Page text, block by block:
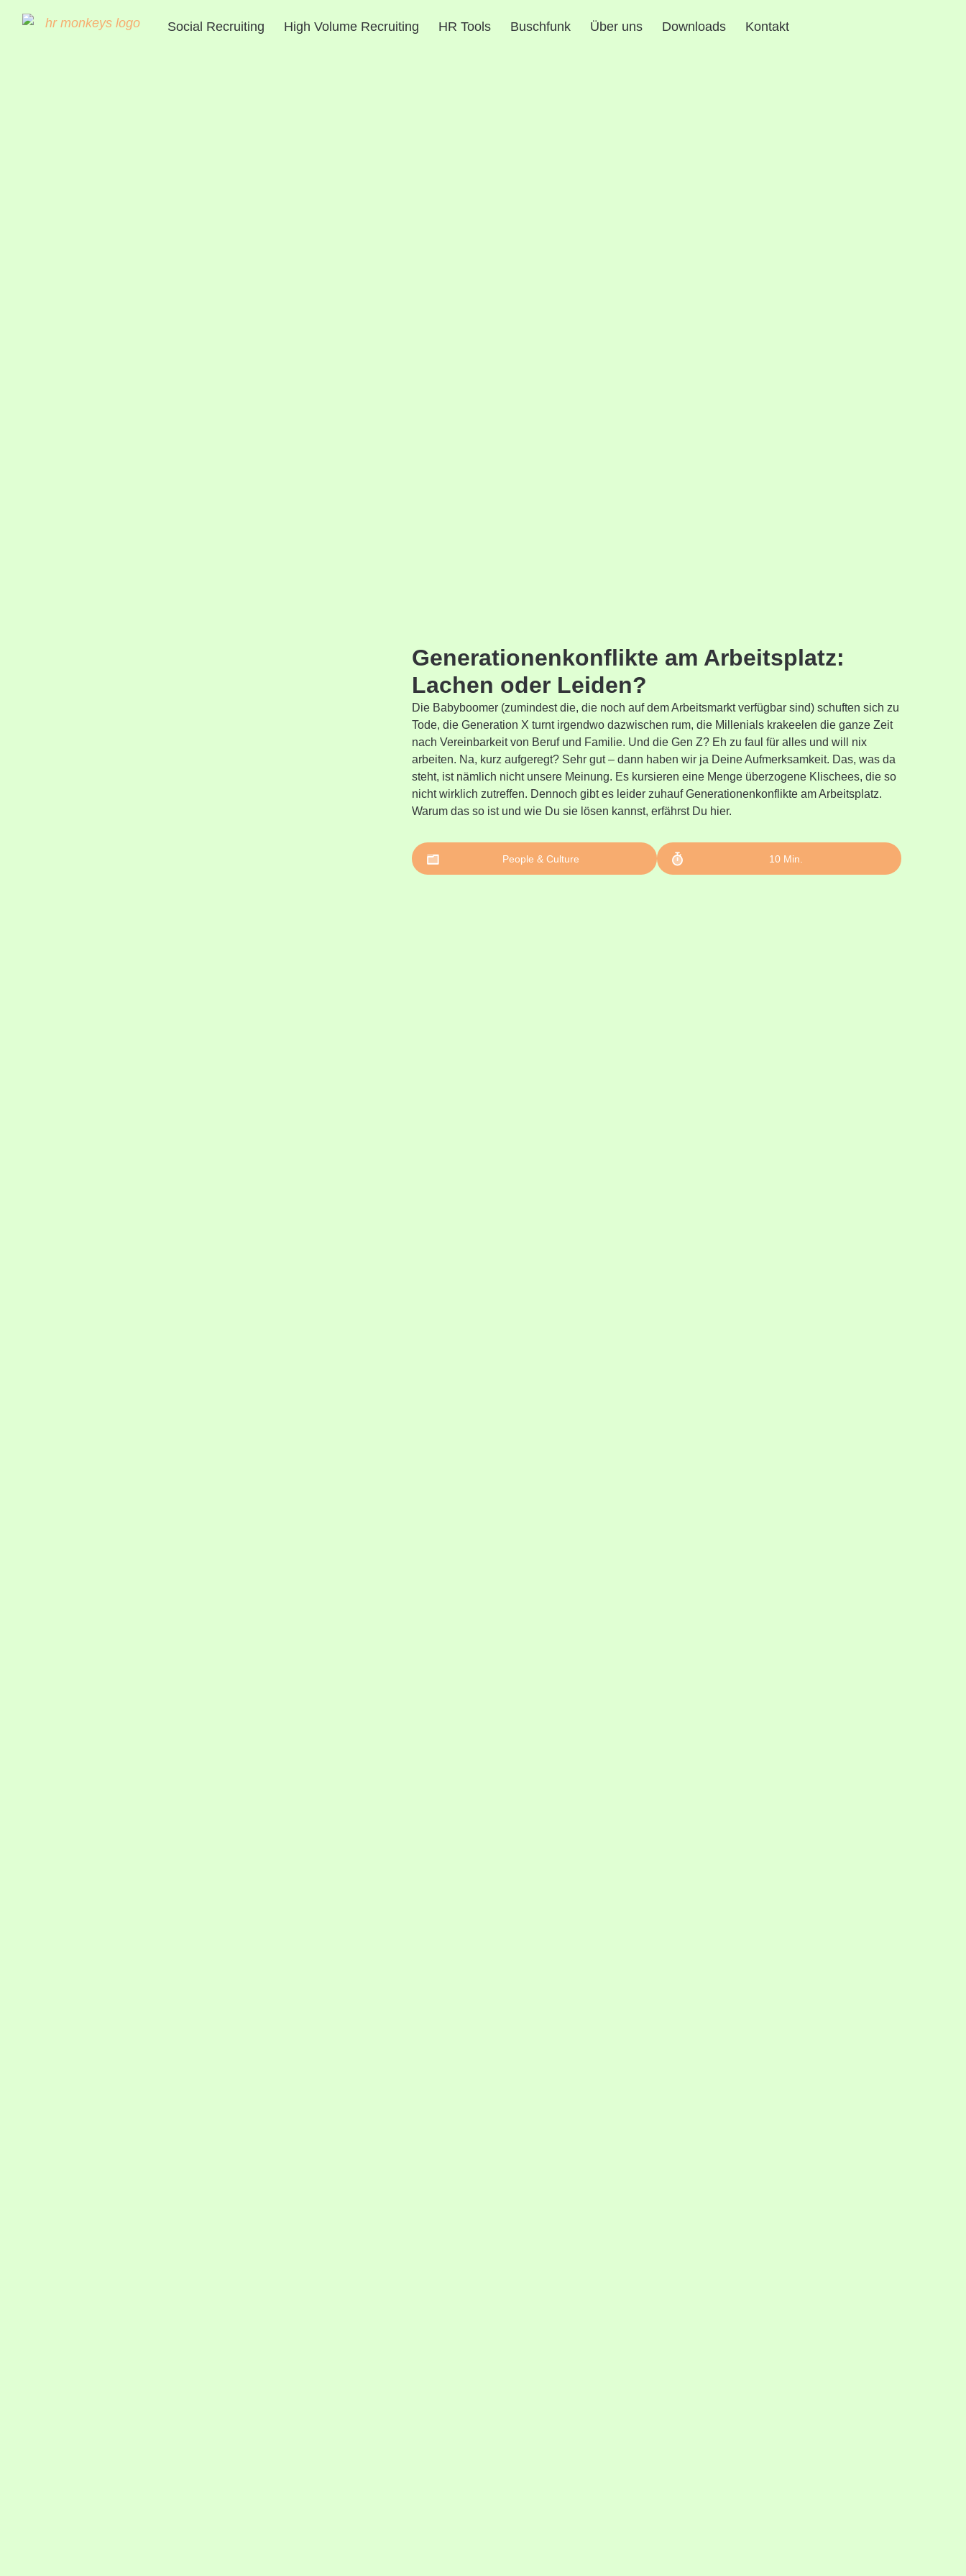
Social Recruiting High Volume Recruiting HR Tools Buschfunk Über uns Downloads Kontakt
Generationenkonflikte am Arbeitsplatz:
Lachen oder Leiden?
Die Babyboomer (zumindest die, die noch auf dem Arbeitsmarkt verfügbar sind) schuften sich zu
Tode, die Generation X turnt irgendwo dazwischen rum, die Millenials krakeelen die ganze Zeit
nach Vereinbarkeit von Beruf und Familie. Und die Gen Z? Eh zu faul für alles und will nix
arbeiten. Na, kurz aufgeregt? Sehr gut – dann haben wir ja Deine Aufmerksamkeit. Das, was da
steht, ist nämlich nicht unsere Meinung. Es kursieren eine Menge überzogene Klischees, die so
nicht wirklich zutreffen. Dennoch gibt es leider zuhauf Generationenkonflikte am Arbeitsplatz.
Warum das so ist und wie Du sie lösen kannst, erfährst Du hier.
People & Culture 10 Min.